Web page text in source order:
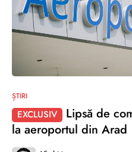
ȘTIRI
EXCLUSIV
Lipsă de
la aeroportul din Arad